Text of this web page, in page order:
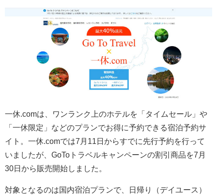
一休.comは、ワンランク上のホテルを「タイムセール」や
「一休限定」などのプランでお得に予約できる宿泊予約サ
イト。一休.comでは7月11日からすでに先行予約を行って
いましたが、GoToトラベルキャンペーンの割引商品を7月
30日から販売開始しました。
対象となるのは国内宿泊プランで、日帰り（デイユース）